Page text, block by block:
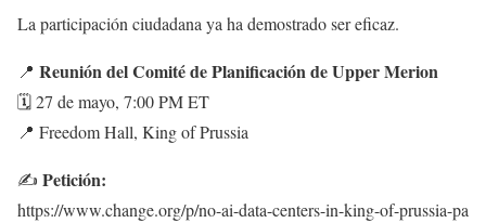
La participación ciudadana ya ha demostrado ser eficaz.
📍 Reunión del Comité de Planificación de Upper Merion
🗓 27 de mayo, 7:00 PM ET
📍 Freedom Hall, King of Prussia
✍️ Petición:
https://www.change.org/p/no-ai-data-centers-in-king-of-prussia-pa